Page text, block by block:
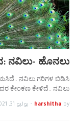
ನವಿಲು- ಹೊನಲು
ನವಿಲು,ಗರಿಗಳ ಬಿಡಿಸಿ
ಕೇಂಕಣ ಕೇಳಿದೆ.. ನವಿಲು …
by
harshitha
- يوليو 31, 2021